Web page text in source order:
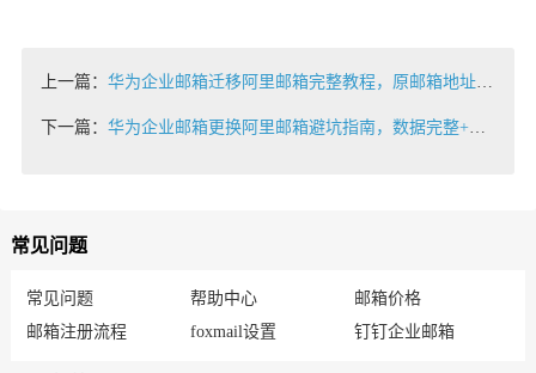
上一篇： 华为企业邮箱迁移阿里邮箱完整教程，原邮箱地址不变+原邮箱数据同步迁移，无缝切换
下一篇： 华为企业邮箱更换阿里邮箱避坑指南，数据完整+业务不中断
常见问题
常见问题 帮助中心
邮箱价格
邮箱注册流程
foxmail设置 钉钉企业邮箱